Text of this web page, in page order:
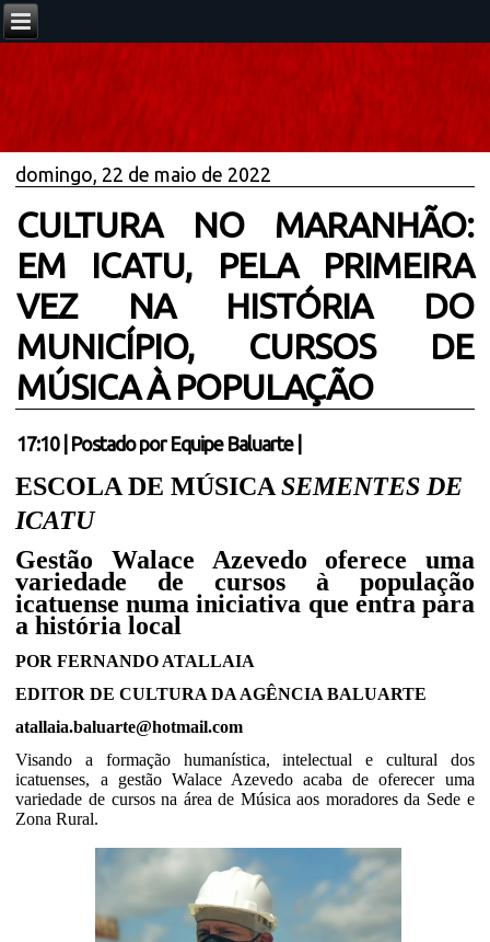
domingo, 22 de maio de 2022
CULTURA NO MARANHÃO:
EM ICATU, PELA PRIMEIRA
VEZ NA HISTÓRIA DO
MUNICÍPIO, CURSOS DE
MÚSICA À POPULAÇÃO
17:10| Postado por Equipe Baluarte
ESCOLA DE MÚSICASEMENTES DE
ICATU
Gestão Walace Azevedo oferece uma
variedade de cursos à população
icatuense numa iniciativa que entra para
a história local
POR FERNANDO ATALLAIA
EDITOR DE CULTURA DA AGÊNCIA BALUARTE
atallaia.baluarte@hotmail.com
Visando a formação humanística, intelectual e cultural dos
icatuenses, a gestão Walace Azevedo acaba de oferecer uma
variedade de cursos na área de Música aos moradores da Sede e
Zona Rural.